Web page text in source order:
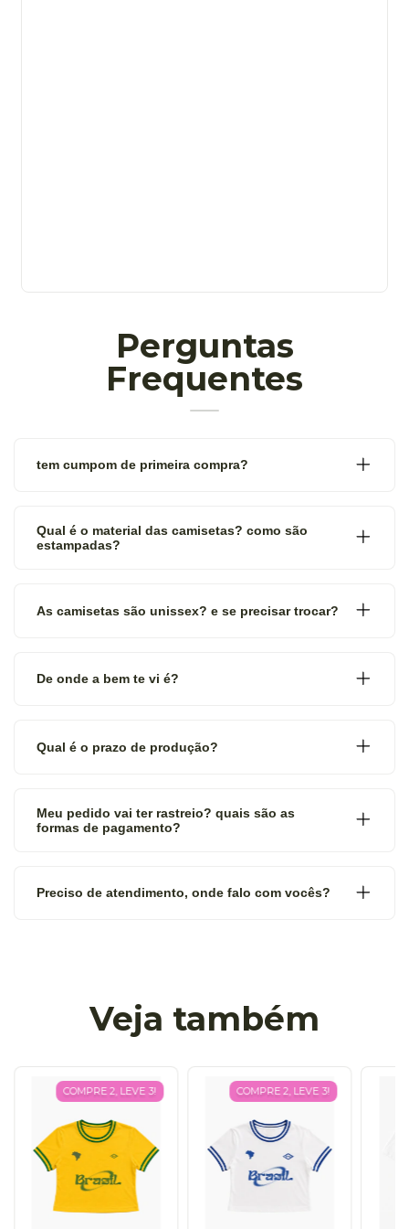
Perguntas
Frequentes
tem cumpom de primeira compra?
Qual é o material das camisetas? como são
estampadas?
As camisetas são unissex? e se precisar trocar?
De onde a bem te vi é?
Qual é o prazo de produção?
Meu pedido vai ter rastreio? quais são as
formas de pagamento?
Preciso de atendimento, onde falo com vocês?
Veja também
COMPRE 2, LEVE 3! COMPRE 2, LEVE 3!